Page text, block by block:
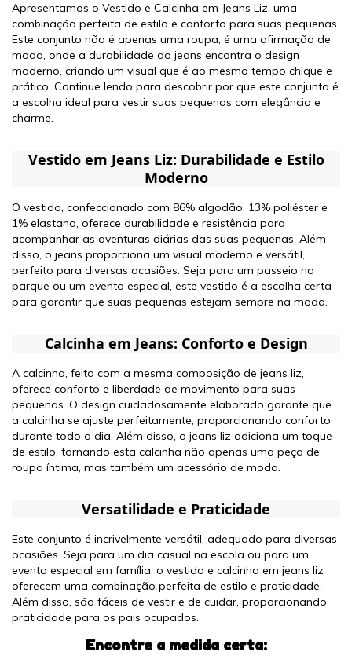
Apresentamos o Vestido e Calcinha em Jeans Liz, uma
combinação perfeita de estilo e conforto para suas pequenas.
Este conjunto não é apenas uma roupa; é uma afirmação de
moda, onde a durabilidade do jeans encontra o design
moderno, criando um visual que é ao mesmo tempo chique e
prático. Continue lendo para descobrir por que este conjunto é
a escolha ideal para vestir suas pequenas com elegância e
charme.
Vestido em Jeans Liz: Durabilidade e Estilo
Moderno
O vestido, confeccionado com 86% algodão, 13% poliéster e
1% elastano, oferece durabilidade e resistência para
acompanhar as aventuras diárias das suas pequenas. Além
disso, o jeans proporciona um visual moderno e versátil,
perfeito para diversas ocasiões. Seja para um passeio no
parque ou um evento especial, este vestido é a escolha certa
para garantir que suas pequenas estejam sempre na moda.
Calcinha em Jeans: Conforto e Design
A calcinha, feita com a mesma composição de jeans liz,
oferece conforto e liberdade de movimento para suas
pequenas. O design cuidadosamente elaborado garante que
a calcinha se ajuste perfeitamente, proporcionando conforto
durante todo o dia. Além disso, o jeans liz adiciona um toque
de estilo, tornando esta calcinha não apenas uma peça de
roupa íntima, mas também um acessório de moda.
Versatilidade e Praticidade
Este conjunto é incrivelmente versátil, adequado para diversas
ocasiões. Seja para um dia casual na escola ou para um
evento especial em família, o vestido e calcinha em jeans liz
oferecem uma combinação perfeita de estilo e praticidade.
Além disso, são fáceis de vestir e de cuidar, proporcionando
praticidade para os pais ocupados.
Encontre a medida certa: